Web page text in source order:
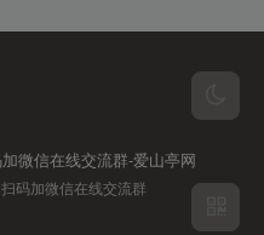
扫码加微信在线交流群